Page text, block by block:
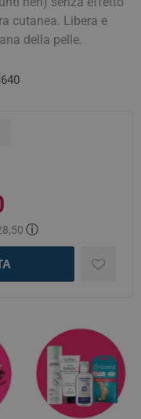
cutanea. Libera e
della pelle.
ⓘ